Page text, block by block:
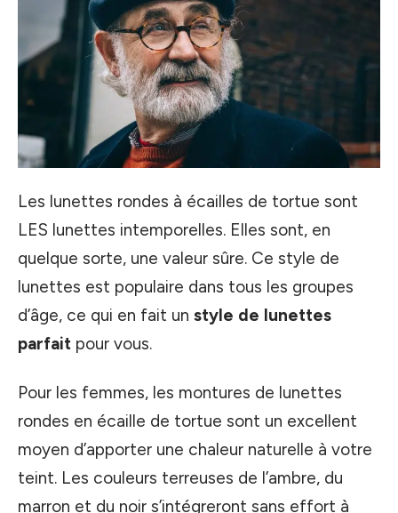
Les lunettes rondes à écailles de tortue sont
LES lunettes intemporelles. Elles sont, en
quelque sorte, une valeur sûre. Ce style de
lunettes est populaire dans tous les groupes
d’âge, ce qui en fait un style de lunettes
parfait pour vous.
Pour les femmes, les montures de lunettes
rondes en écaille de tortue sont un excellent
moyen d’apporter une chaleur naturelle à votre
teint. Les couleurs terreuses de l’ambre, du
marron et du noir s’intégreront sans effort à